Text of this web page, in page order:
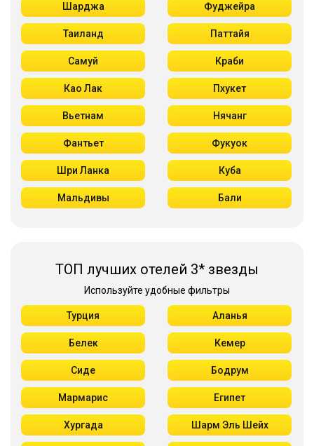
Шарджа Фуджейра
Таиланд Паттайя
Самуй Краби
Као Лак Пхукет
Вьетнам Нячанг
Фантьет Фукуок
Шри Ланка Куба
Мальдивы Бали
ТОП лучших отелей 3* звезды
Используйте удобные фильтры
Турция Аланья
Белек Кемер
Сиде Бодрум
Мармарис Египет
Хургада Шарм Эль Шейх